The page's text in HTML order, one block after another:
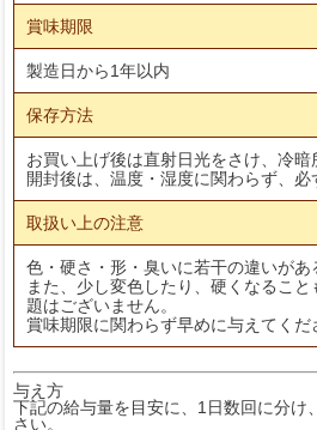
賞味期限
製造日から1年以内
保存方法
お買い上げ後は直射日光をさけ、冷暗
開封後は、温度・湿度に関わらず、必
取扱い上の注意
色・硬さ・形・臭いに若干の違いがあ
また、少し変色したり、硬くなるこ
題はございません。
賞味期限に関わらず早めに与えてくだ
与え方
下記の給与量を目安に、1日数回に分け
さい。